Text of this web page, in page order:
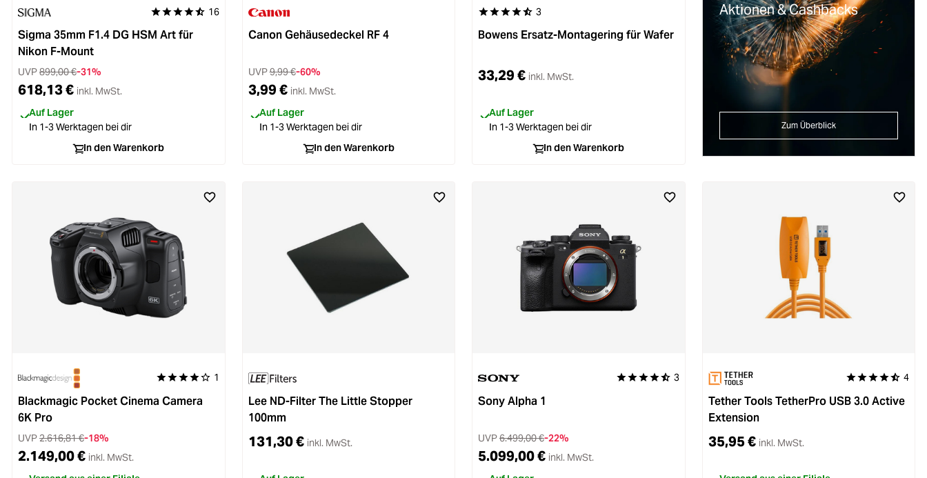
Durchschnittliche Bewertung von 4.9 von 5 Sternen
16
Sigma 35mm F1.4 DG HSM Art für
Nikon F-Mount
UVP899,00 €-31%
618,13 € inkl. MwSt.
Auf Lager
In 1-3 Werktagen bei dir
In den Warenkorb
Canon Gehäusedeckel RF 4
UVP9,99 €-60%
3,99 € inkl. MwSt.
Auf Lager
In 1-3 Werktagen bei dir
In den Warenkorb
Durchschnittliche Bewertung von 4.3 von 5 Sternen
3
Bowens Ersatz-Montagering für Wafer
33,29 € inkl. MwSt.
Auf Lager
In 1-3 Werktagen bei dir
In den Warenkorb
Aktionen & Cashbacks
Zum Überblick
Durchschnittliche Bewertung von 4 von 5 Sternen
1
Blackmagic Pocket Cinema Camera
6K Pro
UVP2.616,81 €-18%
2.149,00 € inkl. MwSt.
Lee ND-Filter The Little Stopper
100mm
131,30 € inkl. MwSt.
Durchschnittliche Bewertung von 4.6 von 5 Sternen
3
Sony Alpha 1
UVP6.499,00 €-22%
5.099,00 € inkl. MwSt.
Durchschnittliche
4
Tether Tools TetherPro USB 3.0 Active
Extension
35,95 € inkl. MwSt.